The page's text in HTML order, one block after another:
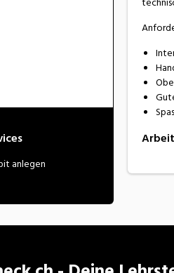
anlegen